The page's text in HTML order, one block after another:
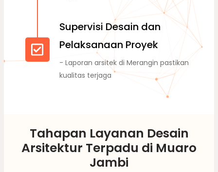
Supervisi Desain dan
Pelaksanaan Proyek
- Laporan arsitek di Merangin pastikan
kualitas terjaga
Tahapan Layanan Desain
Arsitektur Terpadu di Muaro
Jambi